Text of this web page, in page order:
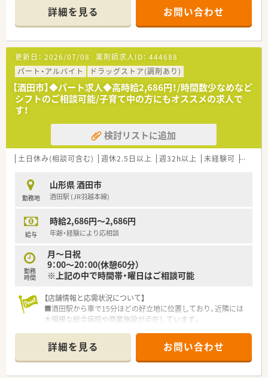
■処方箋は近隣の医療機関を含む面応需がメインとなっており、
月間約700枚の処方箋を丁寧かつ迅速に受け付けている店舗で
す。
■1日あたりの応需枚数は20枚から30枚程度とゆとりがあり、患
者様一人ひとりと向き合いながらじっくり丁寧な対応が可能で
す。
【法人特徴について】
■国内最大級の小売業グループに属する安定企業であり、ショッ
ピングモールを地域医療の拠点とする独自の事業を展開してい
■衣食住の「住」を支えるヘルス＆ビューティーケア事業を重要
視し、地域のニーズを先取りするステーションを目指していま
す。
■調剤のみならずOTC販売を通じて地域住民の健康をトータル
す。
【こんな方が活躍中】
用制度を利用して70歳近くまで元気に就業されている方もいま
す。
復職したベテラン薬剤師など、多様な背景を持つ方が活躍してい
ます。
■「地域の方々の健康を支えたい」という共通の目標を持つ仲間
ます。
詳細を見る お問い合わせ
更新日： 2026/07/08 薬剤師求人ID： 444688
パート・アルバイト
ドラッグストア(調剤あり)
【酒田市】◆パート求人◆高時給2,686円！/時間数少なめなど
シフトのご相談可能/子育て中の方にもオススメの求人で
す！
検討リストに追加
土日休み(相談可含む) 週休2.5日以上 週32h以上 未経験可 ブラン
勤務地
山形県 酒田市
酒田駅 (JR羽越本線)
給与
時給2,686円～2,686円
年齢・経験により応相談
勤務
時間
月～日祝
9：00～20：00(休憩60分）
※上記の中で時間帯・曜日はご相談可能
【店舗情報と応需状況について】
■酒田駅から車で15分ほどの好立地に位置しており、近隣には
大規模な総合病院や商業施設が点在しています。
処方箋を無理のないペースで応需します。
■調剤併設型のドラッグストアとして、地域の幅広い世代の患者
様から健康相談を受ける重要な拠点です。
詳細を見る お問い合わせ